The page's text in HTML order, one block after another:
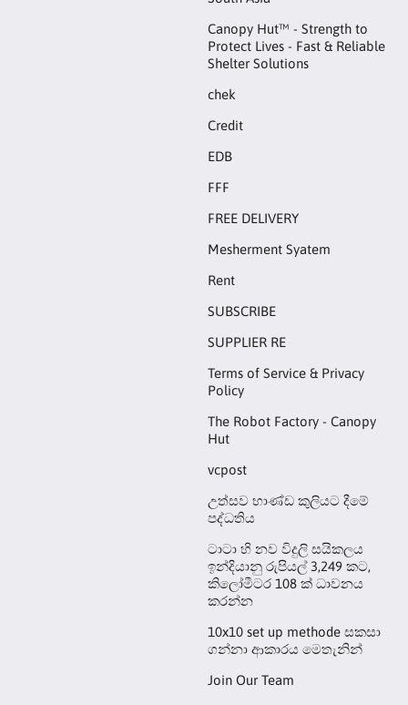
Canopy Hut™ - Strength to
Protect Lives - Fast & Reliable
Shelter Solutions
chek
Credit
EDB
FFF
FREE DELIVERY
Mesherment Syatem
Rent
SUBSCRIBE
SUPPLIER RE
Terms of Service & Privacy
Policy
The Robot Factory - Canopy
Hut
vcpost
උත්සව භාණ්ඩ කුලියට දීමේ
පද්ධතිය
ටාටා හි නව විදුලි සයිකලය
ඉන්දියානු රුපියල් 3,249 කට,
කිලෝමීටර 108 ක් ධාවනය
කරන්න
10x10 set up methode සකසා
ගන්නා ආකාරය මෙතැනින්
Join Our Team